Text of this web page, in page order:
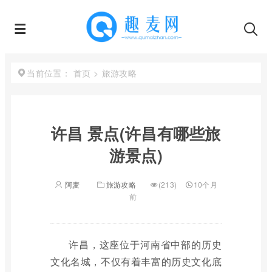
当前位置： 首页 > 旅游攻略
许昌 景点(许昌有哪些旅
游景点)
阿麦 旅游攻略 (213)
10个月
前
许昌，这座位于河南省中部的历史
文化名城，不仅有着丰富的历史文化底